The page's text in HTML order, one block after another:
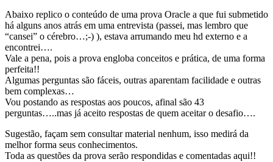
Abaixo replico o conteúdo de uma prova Oracle a que fui submetido
há alguns anos atrás em uma entrevista (passei, mas lembro que
“cansei” o cérebro…;-) ), estava arrumando meu hd externo e a
encontrei….
Vale a pena, pois a prova engloba conceitos e prática, de uma forma
perfeita!!
Algumas perguntas são fáceis, outras aparentam facilidade e outras
bem complexas…
Vou postando as respostas aos poucos, afinal são 43
perguntas…..mas já aceito respostas de quem aceitar o desafio….
Sugestão, façam sem consultar material nenhum, isso medirá da
melhor forma seus conhecimentos.
Toda as questões da prova serão respondidas e comentadas aqui!!